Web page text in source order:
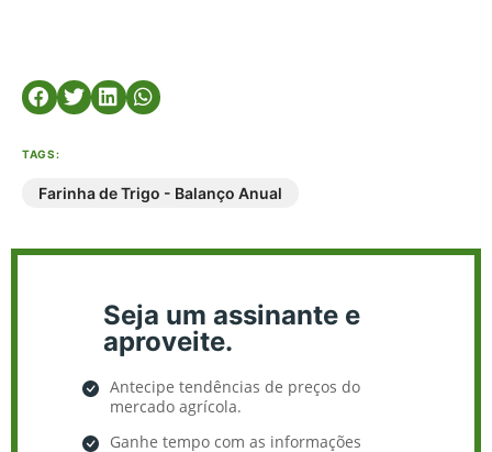
TAGS:
Farinha de Trigo - Balanço Anual
Seja um assinante e
aproveite.
Antecipe tendências de preços do
mercado agrícola.
Ganhe tempo com as informações